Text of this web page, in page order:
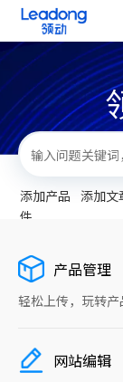
添加产品 添加文
件
产品管理
轻松上传，玩转产
网站编辑